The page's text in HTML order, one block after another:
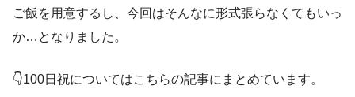
ご飯を用意するし、今回はそんなに形式張らなくてもいっ
か…となりました。
👇️100日祝についてはこちらの記事にまとめています。